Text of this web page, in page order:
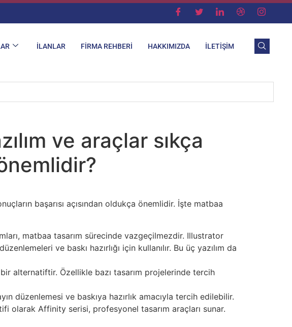
İLANLAR FIRMA REHBERI HAKKIMIZDA İLETIŞIM
ve araçlar sıkça
başarısı açısından oldukça önemlidir. İşte matbaa
matbaa tasarım sürecinde vazgeçilmezdir. Illustrator
ve baskı hazırlığı için kullanılır. Bu üç yazılım da
alternatiftir. Özellikle bazı tasarım projelerinde tercih
düzenlemesi ve baskıya hazırlık amacıyla tercih edilebilir.
olarak Affinity serisi, profesyonel tasarım araçları sunar.